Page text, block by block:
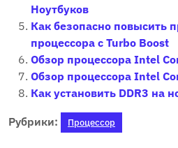
Ноутбуков
Как безопасно повысить
процессора с Turbo Boost
Обзор процессора Intel
Обзор процессора Intel
Как установить DDR3 на
Рубрики: Процессор